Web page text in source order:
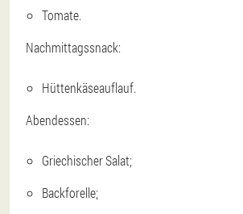
Tomate.
Nachmittagssnack:
Hüttenkäseauflauf.
Abendessen:
Griechischer Salat;
Backforelle;